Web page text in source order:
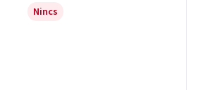
Nincs